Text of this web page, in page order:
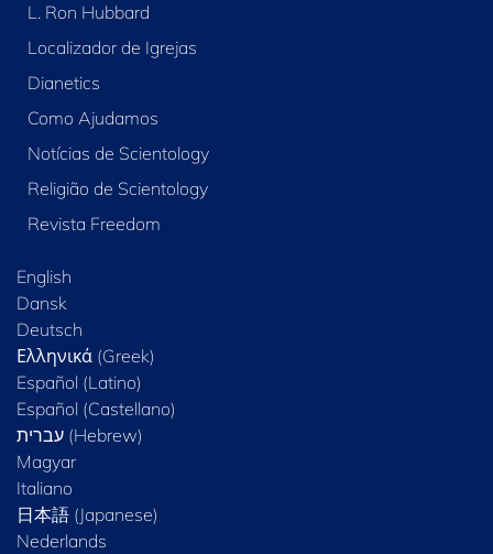
L. Ron Hubbard
Localizador de Igrejas
Dianetics
Como Ajudamos
Notícias de Scientology
Religião de Scientology
Revista Freedom
English
Dansk
Deutsch
Ελληνικά (Greek)
Español (Latino)
Español (Castellano)
Magyar
Italiano
日本語 (Japanese)
Nederlands